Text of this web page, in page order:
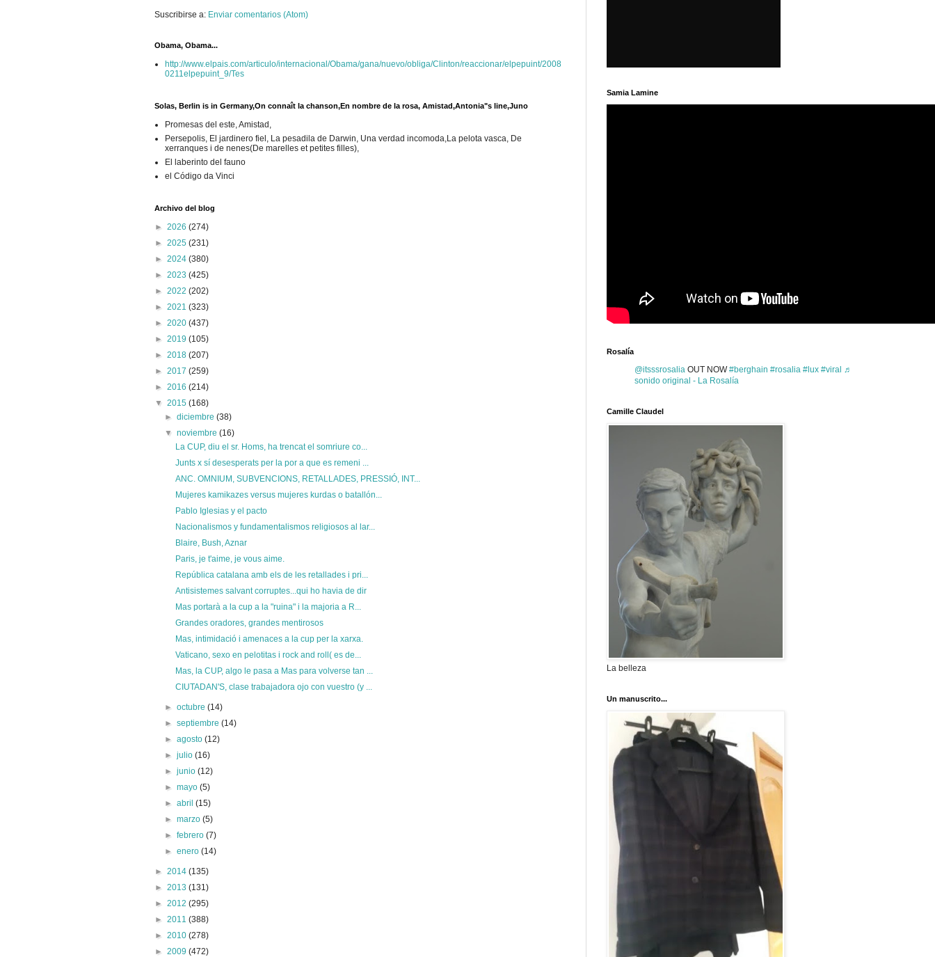
Suscribirse a: Enviar comentarios (Atom)
Obama, Obama...
http://www.elpais.com/articulo/internacional/Obama/gana/nuevo/obliga/Clinton/reaccionar/elpepuint/2008
0211elpepuint_9/Tes
Solas, Berlin is in Germany,On connaît la chanson,En nombre de la rosa, Amistad,Antonia"s line,Juno
Promesas del este, Amistad,
Persepolis, El jardinero fiel, La pesadila de Darwin, Una verdad incomoda,La pelota vasca, De
xerranques i de nenes(De marelles et petites filles),
El laberinto del fauno
el Código da Vinci
Archivo del blog
► 2026 (274)
► 2025 (231)
► 2024 (380)
► 2023 (425)
► 2022 (202)
► 2021 (323)
► 2020 (437)
► 2019 (105)
► 2018 (207)
► 2017 (259)
► 2016 (214)
▼ 2015 (168)
►diciembre(38)
▼noviembre(16)
La CUP, diu el sr. Homs, ha trencat el somriure co...
Junts x sí desesperats per la por a que es remeni ...
ANC. OMNIUM, SUBVENCIONS, RETALLADES, PRESSIÓ, INT...
Mujeres kamikazes versus mujeres kurdas o batallón...
Pablo Iglesias y el pacto
Nacionalismos y fundamentalismos religiosos al lar...
Blaire, Bush, Aznar
Paris, je t'aime, je vous aime.
República catalana amb els de les retallades i pri...
Antisistemes salvant corruptes...qui ho havia de dir
Mas portarà a la cup a la "ruina" i la majoria a R...
Grandes oradores, grandes mentirosos
Mas, intimidació i amenaces a la cup per la xarxa.
Vaticano, sexo en pelotitas i rock and roll( es de...
Mas, la CUP, algo le pasa a Mas para volverse tan ...
CIUTADAN'S, clase trabajadora ojo con vuestro (y ...
►octubre(14)
►septiembre(14)
►agosto(12)
►julio(16)
►junio(12)
►mayo(5)
►abril(15)
►marzo(5)
►febrero(7)
►enero(14)
► 2014 (135)
► 2013 (131)
► 2012 (295)
► 2011 (388)
► 2010 (278)
► 2009 (472)
Samia Lamine
Rosalía
@itsssrosalia OUT NOW#berghain #rosalia #lux #viral ♬
sonido original - La Rosalía
Camille Claudel
La belleza
Un manuscrito...